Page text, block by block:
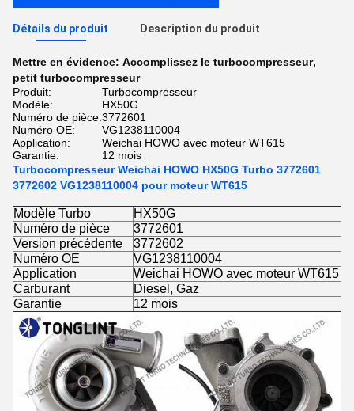
Détails du produit Description du produit
Mettre en évidence: Accomplissez le turbocompresseur,
petit turbocompresseur
Produit:
Turbocompresseur
Modèle:
HX50G
Numéro de pièce:3772601
Numéro OE:
VG1238110004
Application:
Weichai HOWO avec moteur WT615
Garantie:
12 mois
Turbocompresseur Weichai HOWO HX50G Turbo 3772601
3772602 VG1238110004 pour moteur WT615
Modèle Turbo
HX50G
Numéro de pièce
3772601
Version précédente
3772602
Numéro OE
VG1238110004
Application
Weichai HOWO avec moteur WT615
Carburant
Diesel, Gaz
Garantie
12 mois